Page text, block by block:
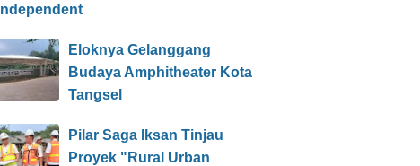
Independent
Eloknya Gelanggang
Budaya Amphitheater Kota
Tangsel
Pilar Saga Iksan Tinjau
Proyek "Rural Urban